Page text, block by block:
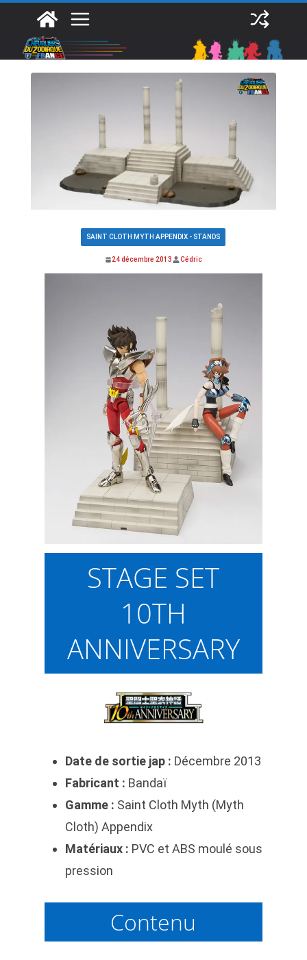
contenu
SAINT CLOTH MYTH APPENDIX - STANDS
24 décembre 2013 Cédric
STAGE SET
10TH
ANNIVERSARY
Date de sortie jap : Décembre 2013
Fabricant : Bandaï
Gamme : Saint Cloth Myth (Myth
Cloth) Appendix
Matériaux : PVC et ABS moulé sous
pression
Contenu